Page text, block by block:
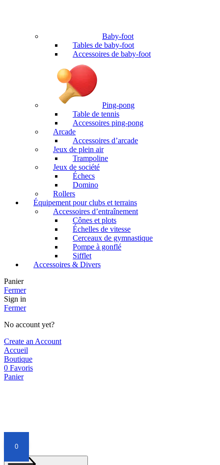
Baby-foot
Tables de baby-foot
Accessoires de baby-foot
Ping-pong
Table de tennis
Accessoires ping-pong
Arcade
Accessoires d’arcade
Jeux de plein air
Trampoline
Jeux de société
Échecs
Domino
Rollers
Équipement pour clubs et terrains
Accessoires d’entraînement
Cônes et plots
Échelles de vitesse
Cerceaux de gymnastique
Pompe à gonflé
Sifflet
Accessoires & Divers
Panier
Fermer
Sign in
Fermer
No account yet?
Create an Account
Accueil
Boutique
0 Favoris
Panier
0